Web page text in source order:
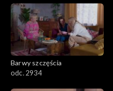
Barwy szczęścia
odc. 2934